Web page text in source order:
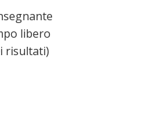
libero
risultati)